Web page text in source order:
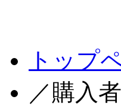
トップ
／購入